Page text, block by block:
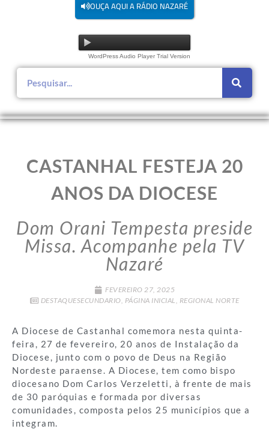
OUÇA AQUI A RÁDIO NAZARÉ
WordPress Audio Player Trial Version
CASTANHAL FESTEJA 20
ANOS DA DIOCESE
Dom Orani Tempesta preside
Missa. Acompanhe pela TV
Nazaré
FEVEREIRO 27, 2025
DESTAQUESECUNDARIO, PÁGINA INICIAL, REGIONAL NORTE
A Diocese de Castanhal comemora nesta quinta-
feira, 27 de fevereiro, 20 anos de Instalação da
Diocese, junto com o povo de Deus na Região
Nordeste paraense. A Diocese, tem como bispo
diocesano Dom Carlos Verzeletti, à frente de mais
de 30 paróquias e formada por diversas
comunidades, composta pelos 25 municípios que a
integram.